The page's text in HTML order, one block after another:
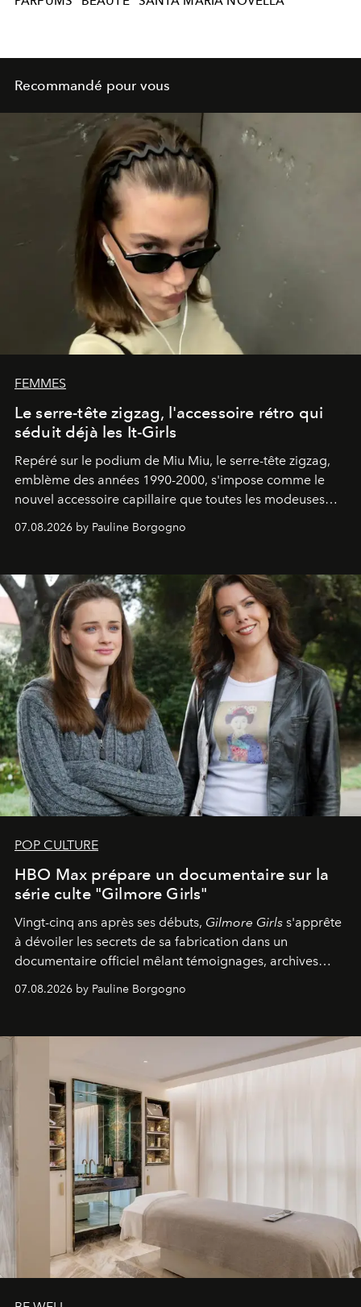
Recommandé pour vous
FEMMES
Le serre-tête zigzag, l'accessoire rétro qui
séduit déjà les It-Girls
Repéré sur le podium de Miu Miu, le serre-tête zigzag,
emblème des années 1990-2000, s'impose comme le
nouvel accessoire capillaire que toutes les modeuses
07.08.2026 by Pauline Borgogno
POP CULTURE
HBO Max prépare un documentaire sur la
série culte "Gilmore Girls"
Vingt-cinq ans après ses débuts, Gilmore Girls s'apprête
à dévoiler les secrets de sa fabrication dans un
documentaire officiel mêlant témoignages, archives
générationnel.
07.08.2026 by Pauline Borgogno